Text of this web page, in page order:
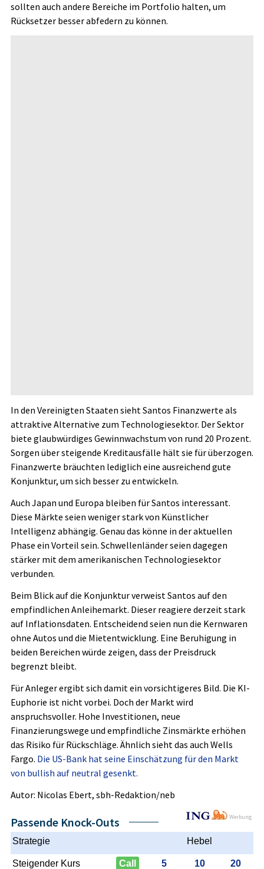
sollten auch andere Bereiche im Portfolio halten, um
Rücksetzer besser abfedern zu können.
In den Vereinigten Staaten sieht Santos Finanzwerte als
attraktive Alternative zum Technologiesektor. Der Sektor
biete glaubwürdiges Gewinnwachstum von rund 20 Prozent.
Sorgen über steigende Kreditausfälle hält sie für überzogen.
Finanzwerte bräuchten lediglich eine ausreichend gute
Konjunktur, um sich besser zu entwickeln.
Auch Japan und Europa bleiben für Santos interessant.
Diese Märkte seien weniger stark von Künstlicher
Intelligenz abhängig. Genau das könne in der aktuellen
Phase ein Vorteil sein. Schwellenländer seien dagegen
stärker mit dem amerikanischen Technologiesektor
verbunden.
Beim Blick auf die Konjunktur verweist Santos auf den
empfindlichen Anleihemarkt. Dieser reagiere derzeit stark
auf Inflationsdaten. Entscheidend seien nun die Kernwaren
ohne Autos und die Mietentwicklung. Eine Beruhigung in
beiden Bereichen würde zeigen, dass der Preisdruck
begrenzt bleibt.
Für Anleger ergibt sich damit ein vorsichtigeres Bild. Die KI-
Euphorie ist nicht vorbei. Doch der Markt wird
anspruchsvoller. Hohe Investitionen, neue
Finanzierungswege und empfindliche Zinsmärkte erhöhen
das Risiko für Rückschläge. Ähnlich sieht das auch Wells
Fargo. Die US-Bank hat seine Einschätzung für den Markt
von bullish auf neutral gesenkt.
Autor: Nicolas Ebert, sbh-Redaktion/neb
Werbung
Passende Knock-Outs
Strategie Hebel
Steigender Kurs Call 5 10 20